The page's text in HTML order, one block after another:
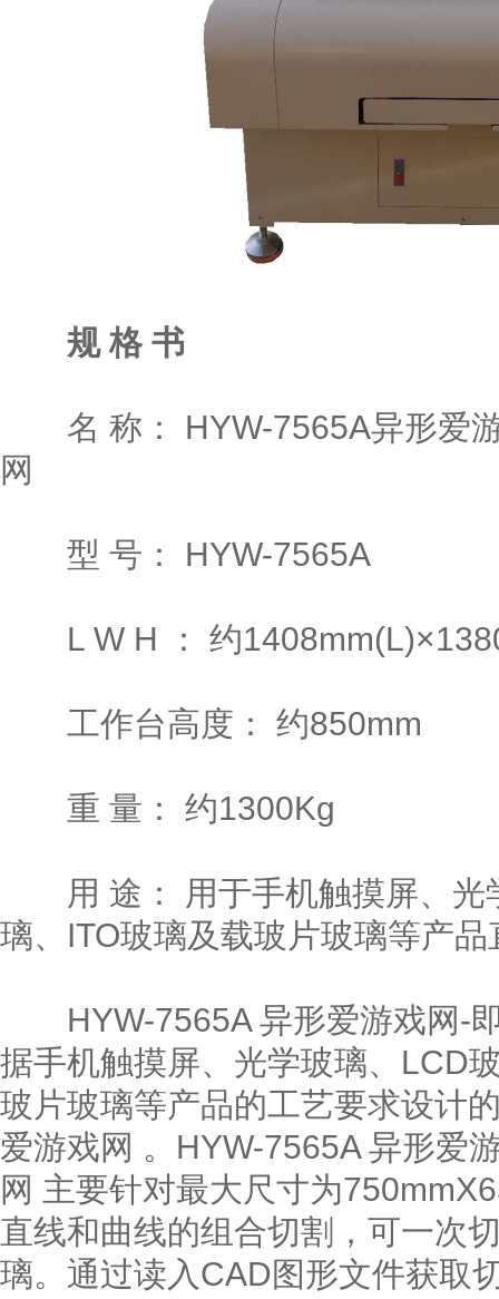
规 格 书
名 称： HYW-7565A异形爱游
网
型 号： HYW-7565A
L W H ： 约
工作台高度： 约850mm
重 量： 约1300Kg
用 途： 用于手机触摸屏、光
璃、ITO玻璃及载玻片玻璃等产
HYW-7565A 异形爱游戏网-
据手机触摸屏、光学玻璃、LCD
玻片玻璃等产品的工艺要求设计
爱游戏网 。HYW-7565A 异形爱
网 主要针对最大尺寸为
直线和曲线的组合切割，可一次
璃。通过读入CAD图形文件获取